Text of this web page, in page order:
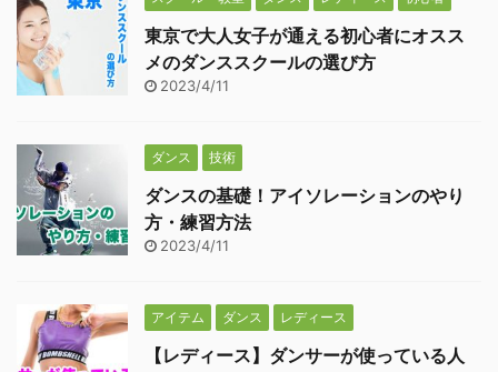
東京で大人女子が通える初心者にオスス
メのダンススクールの選び方
2023/4/11
ダンス 技術
ダンスの基礎！アイソレーションのやり
方・練習方法
2023/4/11
アイテム ダンス レディース
【レディース】ダンサーが使っている人